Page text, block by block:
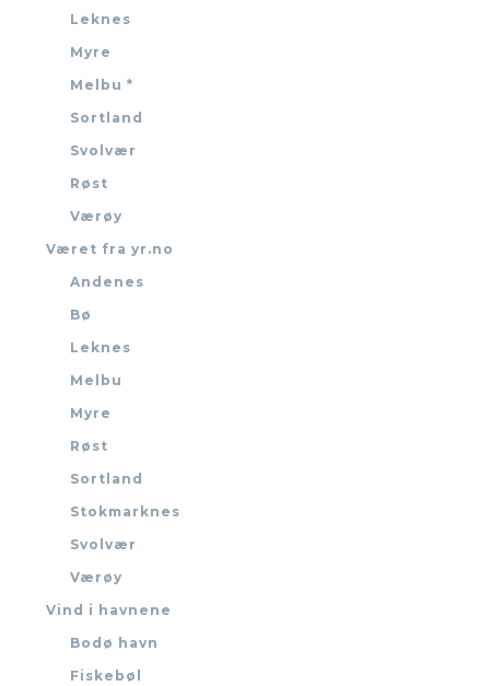
Leknes
Myre
Melbu *
Sortland
Svolvær
Røst
Værøy
Været fra yr.no
Andenes
Bø
Leknes
Melbu
Myre
Røst
Sortland
Stokmarknes
Svolvær
Værøy
Vind i havnene
Bodø havn
Fiskebøl